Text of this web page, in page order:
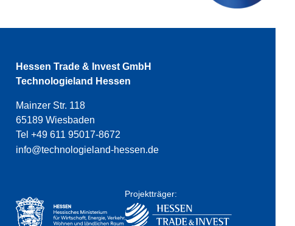
Hessen Trade & Invest GmbH
Technologieland Hessen
Mainzer Str. 118
65189 Wiesbaden
Tel +49 611 95017-8672
info@technologieland-hessen.de
Projektträger: